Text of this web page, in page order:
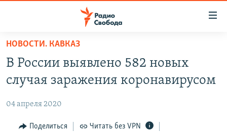
упрощенного
доступа
основному
Вернутся
АВТОРСКИЕ ПРОЕКТЫ
ЦИТАТЫ СВОБОДЫ
МНЕНИЯ
НОВОСТИ. КАВКАЗ
В России выявлено 582 новых
случая заражения коронавирусом
04 апреля 2020
Поделиться Читать без VPN